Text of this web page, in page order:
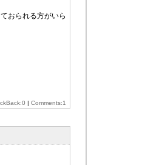
おられる方がいら
| Comments:1